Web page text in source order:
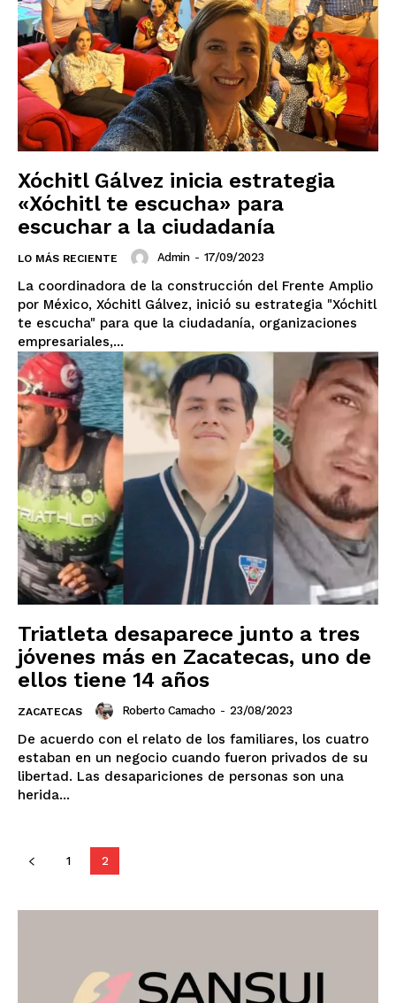
Xóchitl Gálvez inicia estrategia
«Xóchitl te escucha» para
escuchar a la ciudadanía
LO MÁS RECIENTE Admin - 17/09/2023
La coordinadora de la construcción del Frente Amplio
por México, Xóchitl Gálvez, inició su estrategia "Xóchitl
te escucha" para que la ciudadanía, organizaciones
empresariales,...
Triatleta desaparece junto a tres
jóvenes más en Zacatecas, uno de
ellos tiene 14 años
ZACATECAS Roberto Camacho - 23/08/2023
De acuerdo con el relato de los familiares, los cuatro
estaban en un negocio cuando fueron privados de su
libertad. Las desapariciones de personas son una
herida...
1 2